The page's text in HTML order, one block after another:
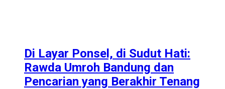
Di Layar Ponsel, di Sudut Hati:
Rawda Umroh Bandung dan
Pencarian yang Berakhir Tenang